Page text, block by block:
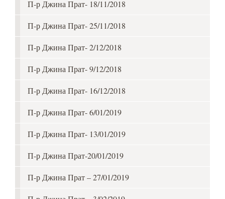
П-р Джина Прат- 18/11/2018
П-р Джина Прат- 25/11/2018
П-р Джина Прат- 2/12/2018
П-р Джина Прат- 9/12/2018
П-р Джина Прат- 16/12/2018
П-р Джина Прат- 6/01/2019
П-р Джина Прат- 13/01/2019
П-р Джина Прат-20/01/2019
П-р Джина Прат – 27/01/2019